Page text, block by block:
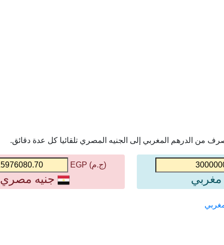
من الدرهم المغربي إلى الجنيه المصري تلقائيا كل عدة دقائق.
(ج.م) EGP
جنيه مصري